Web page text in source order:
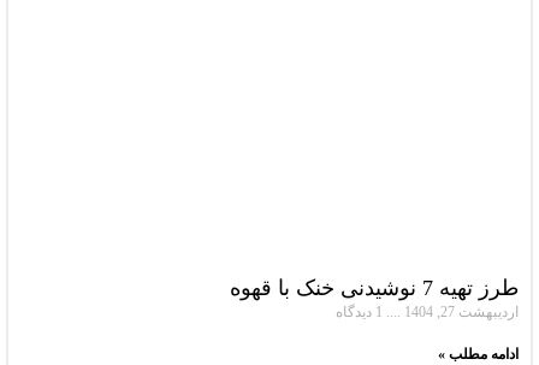
طرز تهیه 7 نوشیدنی خنک با قهوه
اردیبهشت 27, 1404
ادامه مطلب »